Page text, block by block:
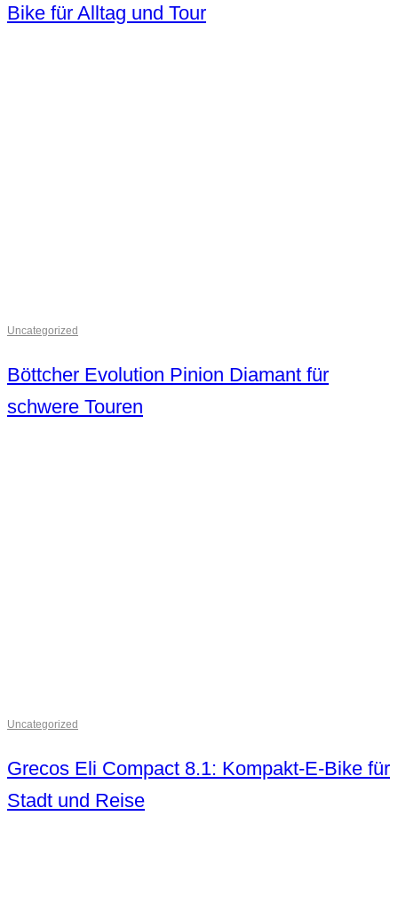
Bike für Alltag und Tour
Uncategorized
Böttcher Evolution Pinion Diamant für
schwere Touren
Uncategorized
Grecos Eli Compact 8.1: Kompakt-E-Bike für
Stadt und Reise